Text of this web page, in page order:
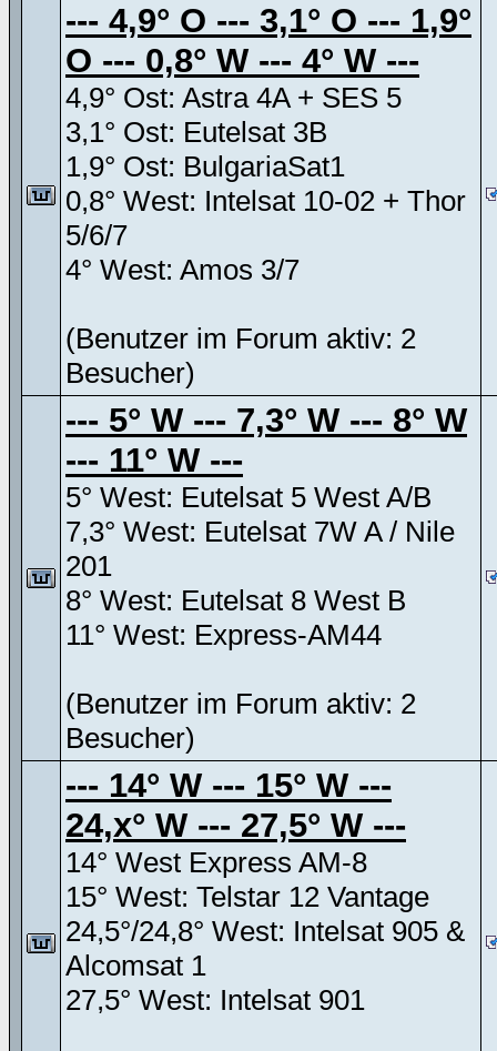
--- 4,9° O --- 3,1° O --- 1,9°
O --- 0,8° W --- 4° W ---
4,9° Ost: Astra 4A + SES 5
3,1° Ost: Eutelsat 3B
1,9° Ost: BulgariaSat1
0,8° West: Intelsat 10-02 + Thor
5/6/7
4° West: Amos 3/7
(Benutzer im Forum aktiv: 2
Besucher)
--- 5° W --- 7,3° W --- 8° W
--- 11° W ---
5° West: Eutelsat 5 West A/B
7,3° West: Eutelsat 7W A / Nile
201
8° West: Eutelsat 8 West B
11° West: Express-AM44
(Benutzer im Forum aktiv: 2
Besucher)
--- 14° W --- 15° W ---
24,x° W --- 27,5° W ---
14° West Express AM-8
15° West: Telstar 12 Vantage
24,5°/24,8° West: Intelsat 905 &
Alcomsat 1
27,5° West: Intelsat 901